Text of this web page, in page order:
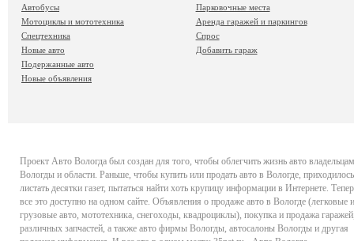
Автобусы
Мотоциклы и мототехника
Спецтехника
Новые авто
Подержанные авто
Новые объявления
Парковочные места
Аренда гаражей и паркингов
Спрос
Добавить гараж
Проект Авто Вологда был создан для того, чтобы облегчить жизнь авто владельцам
Вологды и области. Раньше, чтобы купить или продать авто в Вологде, приходилось
листать десятки газет, пытаться найти хоть крупицу информации в Интернете.
все это доступно на одном сайте. Объявления о продаже авто в Вологде (легковые и
грузовые авто, мототехника, снегоходы, квадроциклы), покупка и продажа
различных запчастей, а также авто фирмы Вологды, автосалоны Вологды и другая